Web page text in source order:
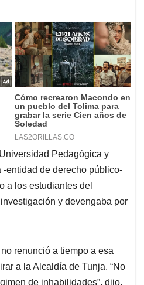
Pedagógica y
entidad de derecho público-
a los estudiantes del
y devengaba por
renunció a tiempo a esa
a la Alcaldía de Tunja. “No
de inhabilidades”, dijo,